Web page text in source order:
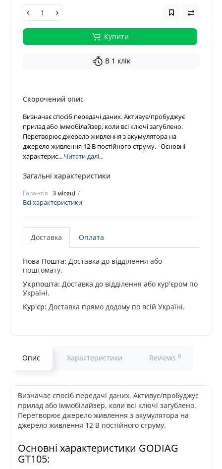
Купити
В 1 клік
Скорочений опис
Визначає спосіб передачі даних. Активує/пробуджує
прилад або іммобілайзер, коли всі ключі загублено.
Перетворює джерело живлення з акумулятора на
джерело живлення 12 В постійного струму. Основні
характерис... Читати далі...
Загальні характеристики
Гарантія 3 місяці
Всі характеристики
Доставка Оплата
Нова Пошта: Доставка до відділення або
поштомату.
Укрпошта: Доставка до відділення або кур'єром по
Україні.
Кур'єр: Доставка прямо додому по всій Україні.
Опис Характеристики Reviews 0
Визначає спосіб передачі даних. Активує/пробуджує
прилад або іммобілайзер, коли всі ключі загублено.
Перетворює джерело живлення з акумулятора на
джерело живлення 12 В постійного струму.
Основні характеристики GODIAG
GT105: